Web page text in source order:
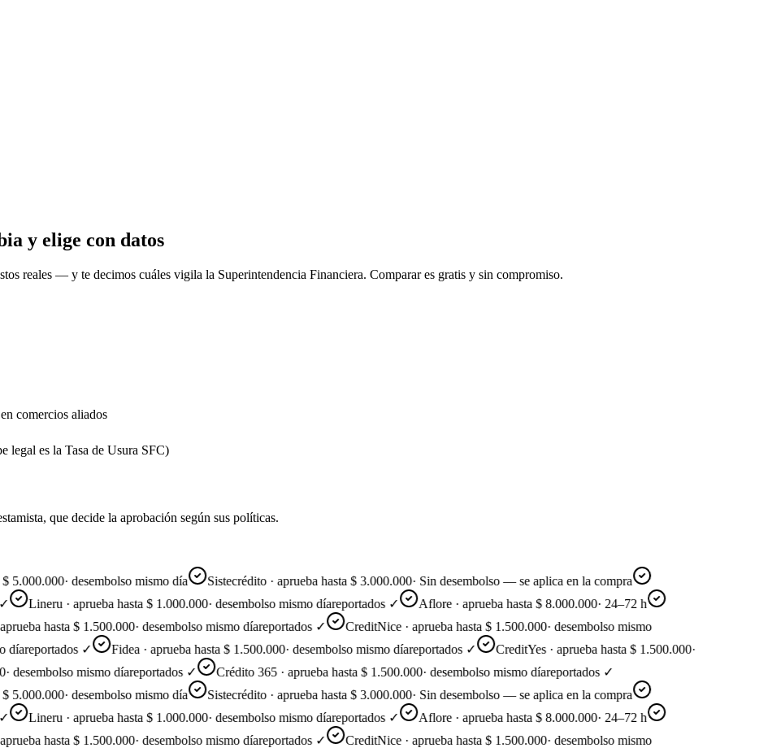
y elige con datos
reales — y te decimos cuáles vigila la Superintendencia Financiera. Comparar es gratis y sin compromiso.
comercios aliados
legal es la Tasa de Usura SFC)
que decide la aprobación según sus políticas.
·desembolso mismo día Sistecrédito · aprueba hasta $ 3.000.000·Sin desembolso — se aplica en la compra
Lineru · aprueba hasta $ 1.000.000·desembolso mismo díareportados ✓ Aflore · aprueba hasta $ 8.000.000·24–72 h
hasta $ 1.500.000·desembolso mismo díareportados ✓ CreditNice · aprueba hasta $ 1.500.000·desembolso mismo
reportados ✓ Fidea · aprueba hasta $ 1.500.000·desembolso mismo díareportados ✓ CreditYes · aprueba hasta $ 1.500.000·
mismo díareportados ✓ Crédito 365 · aprueba hasta $ 1.500.000·desembolso mismo díareportados ✓
·desembolso mismo día Sistecrédito · aprueba hasta $ 3.000.000·Sin desembolso — se aplica en la compra
Lineru · aprueba hasta $ 1.000.000·desembolso mismo díareportados ✓ Aflore · aprueba hasta $ 8.000.000·24–72 h
hasta $ 1.500.000·desembolso mismo díareportados ✓ CreditNice · aprueba hasta $ 1.500.000·desembolso mismo